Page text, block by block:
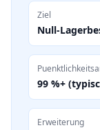
Ziel
Null-
99 %+
Erweiterung